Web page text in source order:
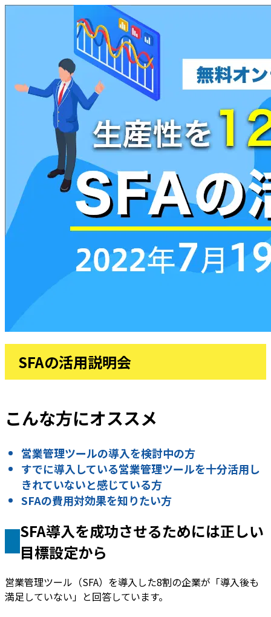
SFAの活用説明会
こんな方にオススメ
営業管理ツールの導入を検討中の方
すでに導入している営業管理ツールを十分活用し
きれていないと感じている方
SFAの費用対効果を知りたい方
SFA導入を成功させるためには正しい
目標設定から
営業管理ツール（SFA）を導入した8割の企業が「導入後も
満足していない」と回答しています。